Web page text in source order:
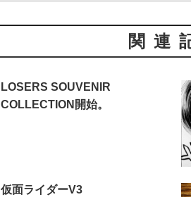
関連
LOSERS SOUVENIR
COLLECTION開始。
仮面ライダーV3